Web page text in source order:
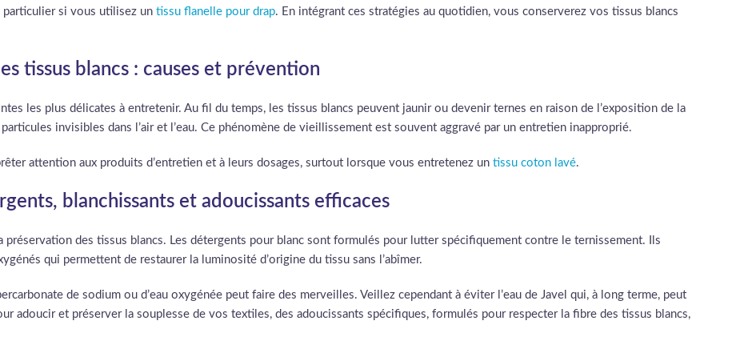
particulier si vous utilisez un tissu flanelle pour drap. En intégrant ces stratégies au quotidien, vous conserverez vos tissus blancs
tissus blancs : causes et prévention
les plus délicates à entretenir. Au fil du temps, les tissus blancs peuvent jaunir ou devenir ternes en raison de l’exposition de la
invisibles dans l’air et l’eau. Ce phénomène de vieillissement est souvent aggravé par un entretien inapproprié.
attention aux produits d’entretien et à leurs dosages, surtout lorsque vous entretenez un tissu coton lavé.
blanchissants et adoucissants efficaces
préservation des tissus blancs. Les détergents pour blanc sont formulés pour lutter spécifiquement contre le ternissement. Ils
qui permettent de restaurer la luminosité d’origine du tissu sans l’abîmer.
de sodium ou d’eau oxygénée peut faire des merveilles. Veillez cependant à éviter l’eau de Javel qui, à long terme, peut
adoucir et préserver la souplesse de vos textiles, des adoucissants spécifiques, formulés pour respecter la fibre des tissus blancs,